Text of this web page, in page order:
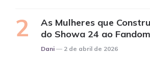
As Mulheres que
do Showa 24 ao
Posted
Dani 2 de abril de 2026